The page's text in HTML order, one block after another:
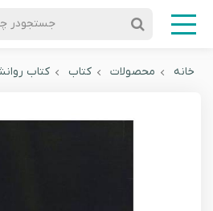
جستجودر
خانه محصولات کتاب کتاب